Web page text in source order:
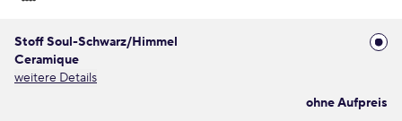
Stoff Soul-Schwarz/Himmel
Ceramique
weitere Details
ohne Aufpreis